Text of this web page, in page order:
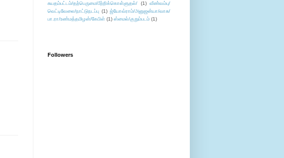
சுயதம்பட்டம்/தற்பெருமை/பீற்றிக்கொள்ளுதல்/
(1) வீண்வம்பு/
வெட்டிவேலை/நாட்டுநடப்பு (1) ஜ்யோவ்ராம்/அனுஜன்யா/வாசு/
பா.ரா/உண்மத்தமிழன்/கேபிள் (1) ஸ்மைல்/குறும்படம் (1)
Followers